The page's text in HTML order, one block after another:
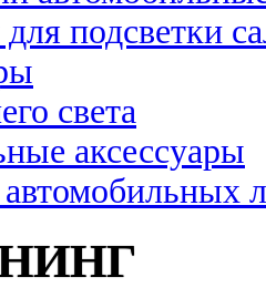
подсветки
света
аксессуары